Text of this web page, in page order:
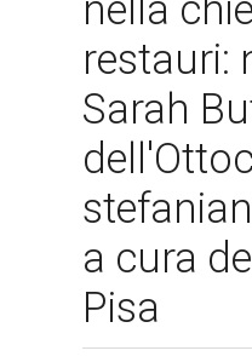
nella
restauri:
Sarah
a cura
Pisa